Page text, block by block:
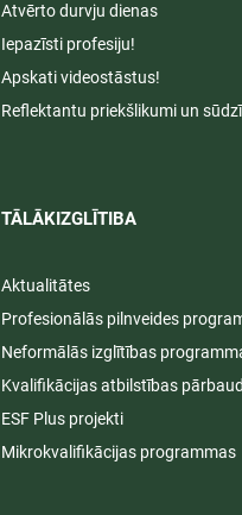
Atvērto durvju dienas
Iepazīsti profesiju!
Apskati videostāstus!
Reflektantu priekšlikumi un
TĀLĀKIZGLĪTIBA
Aktualitātes
Profesionālās pilnveides
Neformālās izglītības
Kvalifikācijas atbilstības
ESF Plus projekti
Mikrokvalifikācijas programmas